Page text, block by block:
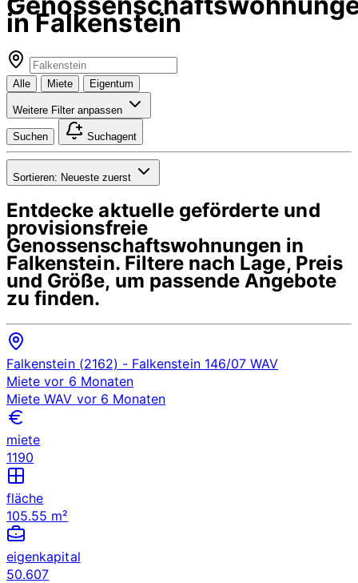
in Falkenstein
Alle Miete Eigentum
Weitere Filter anpassen
Suchen Suchagent
Sortieren: Neueste zuerst
Entdecke aktuelle geförderte und
provisionsfreie
Genossenschaftswohnungen in
Falkenstein. Filtere nach Lage, Preis
und Größe, um passende Angebote
zu finden.
Falkenstein (2162) - Falkenstein 146/07 WAV
Miete vor 6 Monaten
Miete WAV vor 6 Monaten
miete
1190
fläche
105.55 m²
eigenkapital
50.607